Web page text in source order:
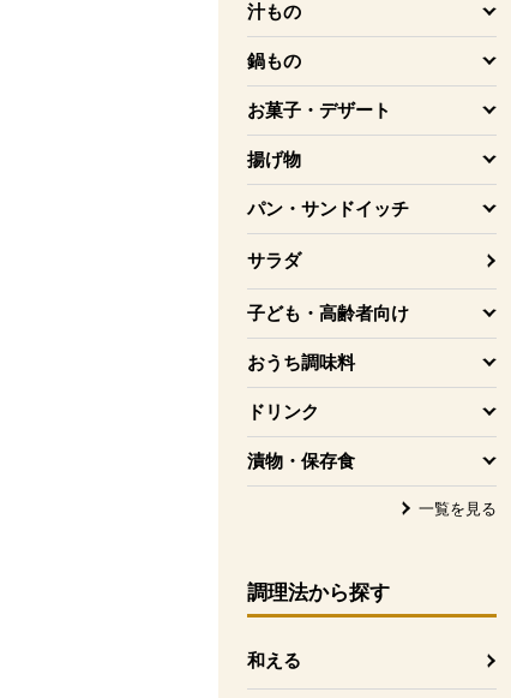
汁もの
を開く
鍋もの
を開く
お菓子・デザート
を開く
揚げ物
を開く
パン・サンドイッチ
を開く
サラダ
子ども・高齢者向け
を開く
おうち調味料
を開く
ドリンク
を開く
漬物・保存食
を開く
一覧を見る
調理法から探す
和える